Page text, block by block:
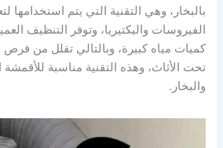
بالبخار، وهي التقنية التي يتم استخدامها
الفيروسات والبكتيريا، وتوفر التنظيف
كميات مياه كبيرة، وبالتالي تقلل من فرص
تحت الأثاث، وهذه التقنية مناسبة للأقمشة
والبخار.